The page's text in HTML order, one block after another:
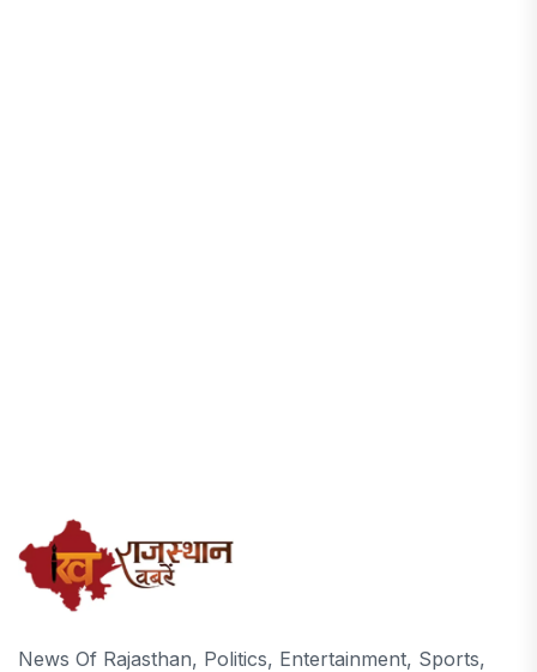
News Of Rajasthan, Politics, Entertainment, Sports,